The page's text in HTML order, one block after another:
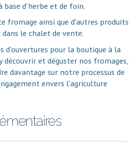
base d'herbe et de foin.
fromage ainsi que d'autres produits
le chalet de vente.
d'ouvertures pour la boutique à la
découvrir et déguster nos fromages,
davantage sur notre processus de
envers l'agriculture